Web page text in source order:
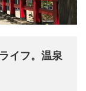
イフ。温泉